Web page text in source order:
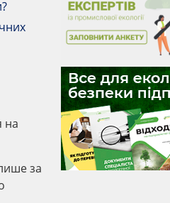
на
за